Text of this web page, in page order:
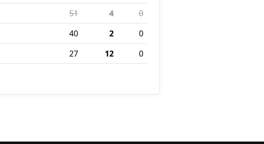
51 4
0
40 2
0
27 12 0